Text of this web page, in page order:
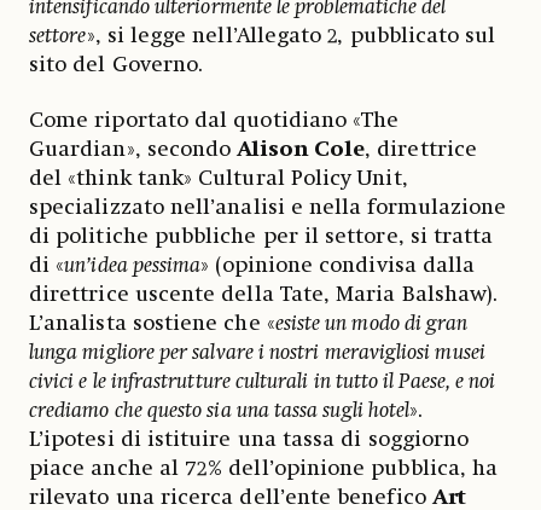
intensificando ulteriormente le problematiche del
settore», si legge nell’Allegato 2, pubblicato sul
sito del Governo.
Come riportato dal quotidiano «The
Guardian», secondoAlison Cole, direttrice
del «think tank» Cultural Policy Unit,
specializzato nell’analisi e nella formulazione
di politiche pubbliche per il settore, si tratta
di «un’idea pessima» (opinione condivisa dalla
direttrice uscente della Tate, Maria Balshaw).
L’analista sostiene che «esiste un modo di gran
lunga migliore per salvare i nostri meravigliosi musei
civici e le infrastrutture culturali in tutto il Paese, e noi
crediamo che questo sia una tassa sugli hotel».
L’ipotesi di istituire una tassa di soggiorno
piace anche al 72% dell’opinione pubblica, ha
rilevato una ricerca dell’ente beneficoArt